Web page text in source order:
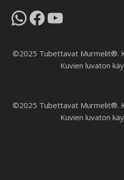
WhatsAppFacebook
YouTube
©2025 Tubettavat Murmelit®.
Kuvien luvaton
©2025 Tubettavat Murmelit®.
Kuvien luvaton